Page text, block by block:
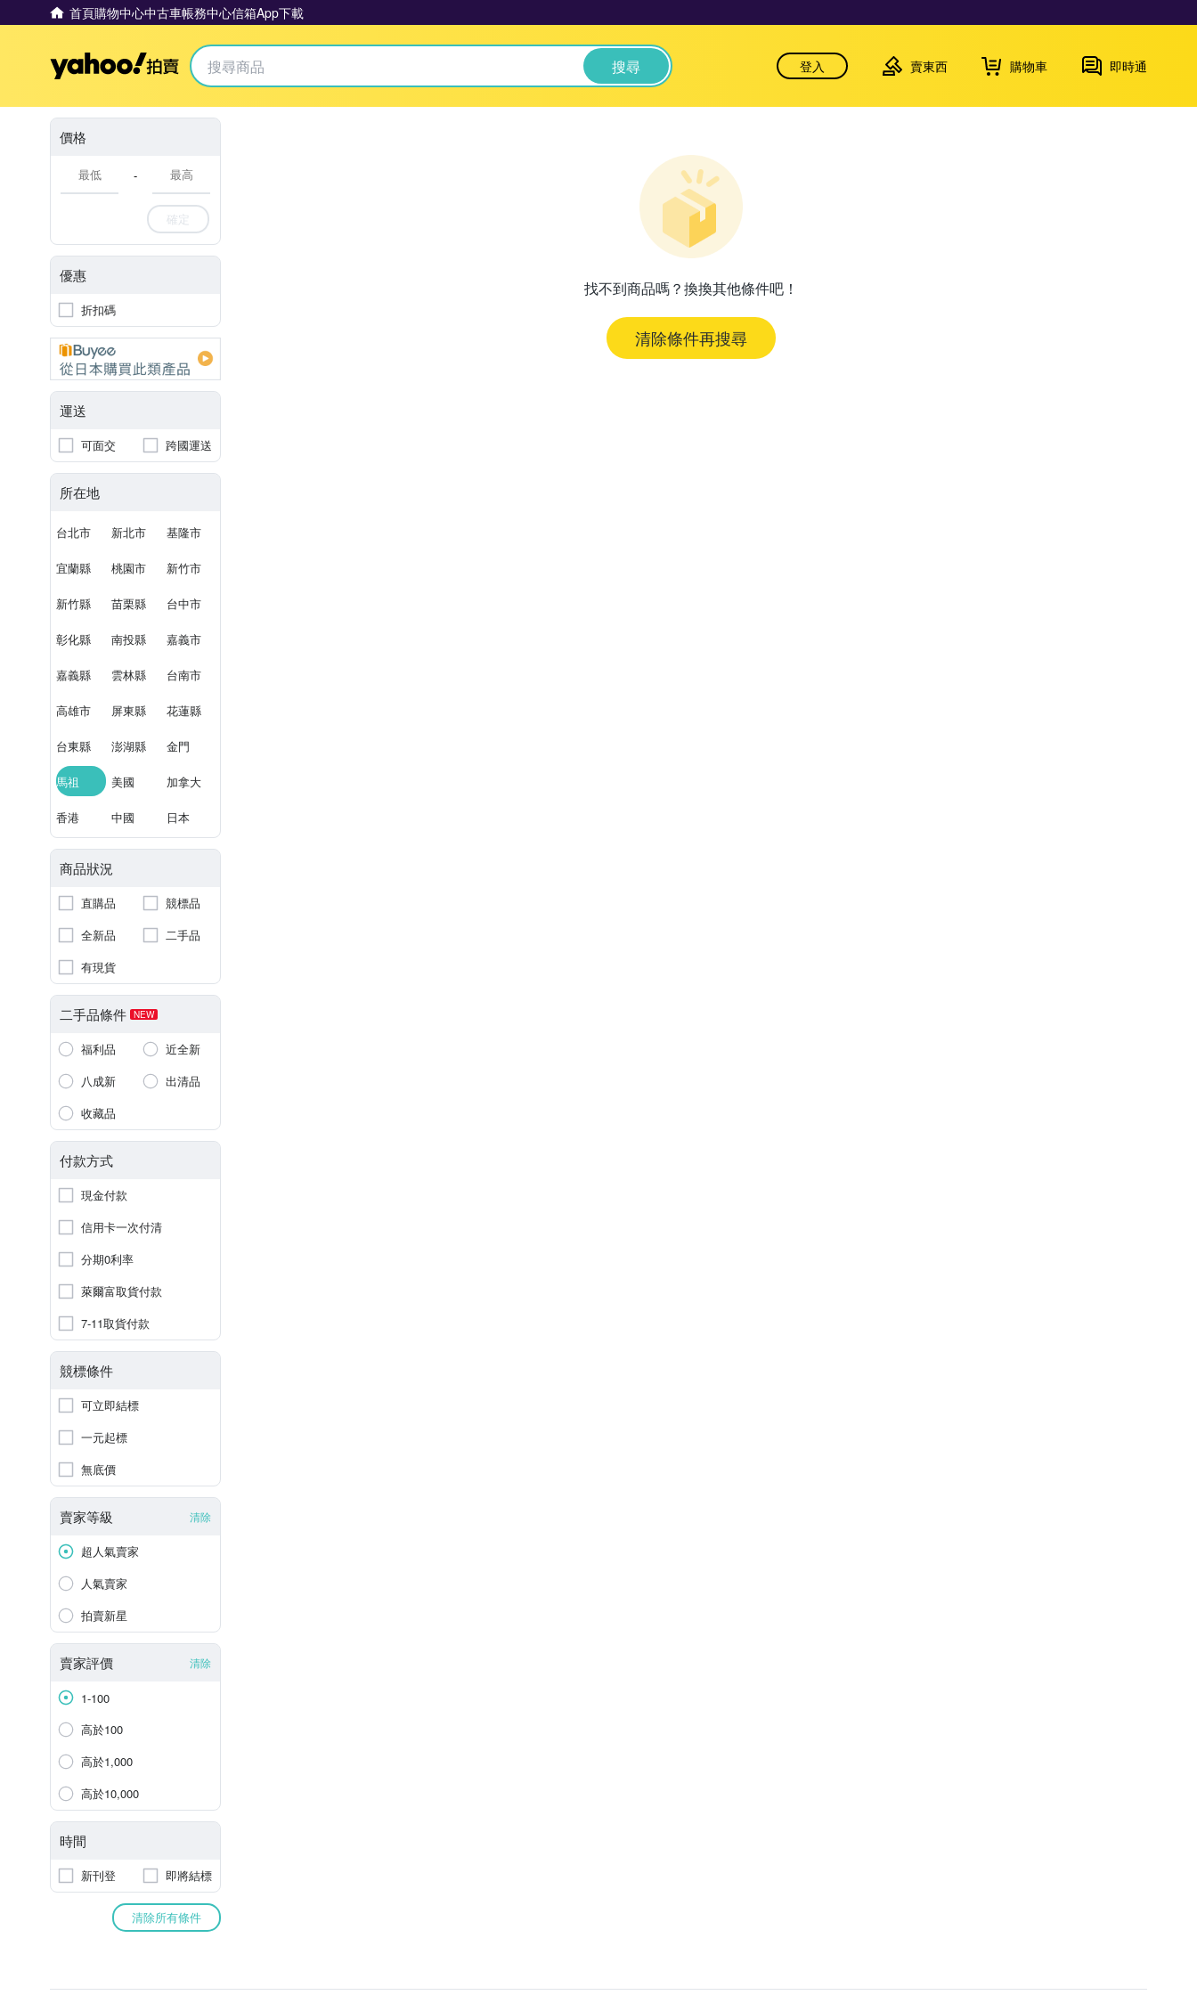
首頁購物中心中古車帳務中心信箱App下載
Yahoo拍賣 搜尋 登入 賣東西 購物車 即時通
價格
-
確定
優惠
折扣碼
運送
可面交 跨國運送
所在地
台北市 新北市 基隆市
宜蘭縣 桃園市 新竹市
新竹縣 苗栗縣 台中市
彰化縣 南投縣 嘉義市
嘉義縣 雲林縣 台南市
高雄市 屏東縣 花蓮縣
台東縣 澎湖縣 金門
馬祖 美國 加拿大
香港 中國 日本
商品狀況
直購品
競標品
全新品
二手品
有現貨
二手品條件 NEW
福利品
近全新
八成新
出清品
收藏品
付款方式
現金付款
信用卡一次付清
分期0利率
萊爾富取貨付款
7-11取貨付款
競標條件
可立即結標
一元起標
無底價
賣家等級 清除
超人氣賣家
人氣賣家
拍賣新星
賣家評價 清除
1-100
高於100
高於1,000
高於10,000
時間
新刊登 即將結標
清除所有條件
找不到商品嗎？換換其他條件吧！
清除條件再搜尋